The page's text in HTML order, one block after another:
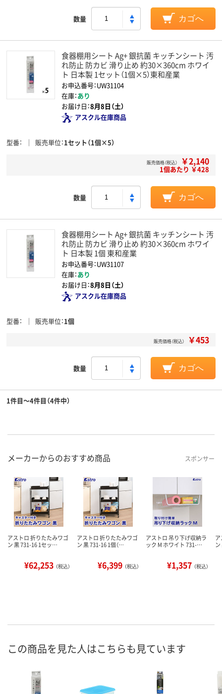
数量 カゴへ
食器棚用シート Ag+ 銀抗菌 キッチンシート 汚
れ防止 防カビ 滑り止め 約30×360cm ホワイ
ト 日本製 1セット（1個×5）東和産業
お申込番号：UW31104
在庫：あり
お届け日：8月8日（土）
アスクル在庫商品
型番 販売単位 1セット（1個×5）
販売価格（税込） ￥2,140
1個あたり ￥428
数量 カゴへ
食器棚用シート Ag+ 銀抗菌 キッチンシート 汚
れ防止 防カビ 滑り止め 約30×360cm ホワイ
ト 日本製 1個 東和産業
お申込番号：UW31107
在庫：あり
お届け日：8月8日（土）
アスクル在庫商品
型番 販売単位 1個
販売価格（税込） ￥453
数量 カゴへ
1件目～4件目（4件中）
メーカーからのおすすめ商品 スポンサー
アストロ 折りたたみワゴ
ン 黒 731-16 1セッ…
¥62,253 （税込）
アストロ 折りたたみワゴ
ン 黒 731-16 1個（…
¥6,399 （税込）
アストロ 吊り下げ収納ラ
ック M ホワイト 731-…
¥1,357 （税込）
この商品を見た人はこちらも見ています